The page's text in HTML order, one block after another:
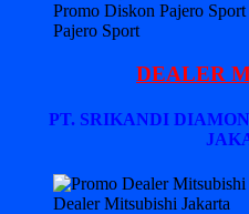
Promo Diskon Pajero
Pajero Sport
DEALER
PT. SRIKANDI
Dealer Mitsubishi Jakarta